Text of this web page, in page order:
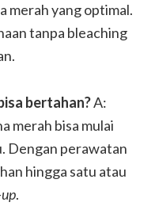
merah yang optimal.
tanpa bleaching
bertahan?A:
merah bisa mulai
Dengan perawatan
hingga satu atau
.